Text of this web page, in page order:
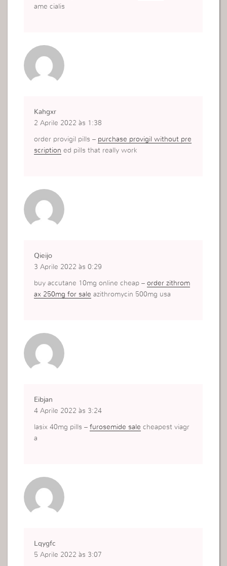
ame cialis
Kahgxr
2 Aprile 2022 às 1:38
order provigil pills – purchase provigil without pre
scription ed pills that really work
Qieijo
3 Aprile 2022 às 0:29
buy accutane 10mg online cheap –order zithrom
ax 250mg for sale azithromycin 500mg usa
Eibjan
4 Aprile 2022 às 3:24
lasix 40mg pills –furosemide sale cheapest viagr
a
Lqygfc
5 Aprile 2022 às 3:07